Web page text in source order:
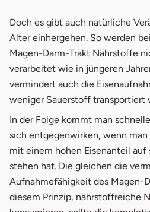
Doch es gibt auch natürliche
Alter einhergehen. So werden
Magen-Darm-Trakt Nährstoffe
verarbeitet wie in jüngeren
vermindert auch die
weniger Sauerstoff transportiert
In der Folge kommt man
sich entgegenwirken, wenn
mit einem hohen Eisenanteil auf
stehen hat. Die gleichen die
Aufnahmefähigkeit des Magen-
diesem Prinzip, nährstoffreiche